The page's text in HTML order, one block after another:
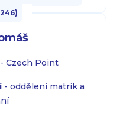
Czech Point
- oddělení matrik a